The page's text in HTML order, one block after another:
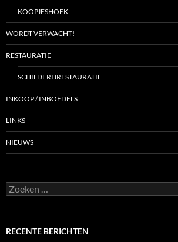
KOOPJESHOEK
WORDT VERWACHT!
RESTAURATIE
SCHILDERIJRESTAURATIE
INKOOP / INBOEDELS
LINKS
NIEUWS
Zoeken
naar:
RECENTE BERICHTEN